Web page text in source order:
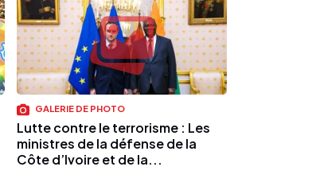
GALERIE DE PHOTO
Lutte contre le terrorisme : Les
ministres de la défense de la
Côte d’Ivoire et de la...